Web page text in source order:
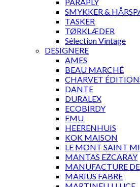
SMYKKER &
TASKER
TØRKLÆDER
Sélection Vintage
DESIGNERE
AMES
BEAU MARCHÉ
CHARVET
DANTE
DURALEX
ECOBIRDY
EMU
HEERENHUIS
KOK MAISON
LE MONT SAINT
MANTAS EZCARAY
MANUFACTURE
MARIUS FABRE